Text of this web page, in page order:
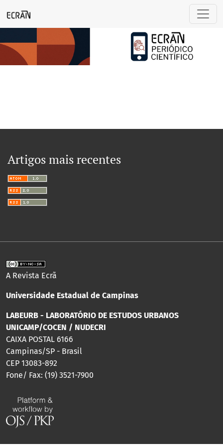
Revista Ecrã
Artigos mais recentes
A Revista Ecrã
Universidade Estadual de Campinas
LABEURB - LABORATÓRIO DE ESTUDOS URBANOS
UNICAMP/COCEN / NUDECRI
CAIXA POSTAL 6166
Campinas/SP - Brasil
CEP 13083-892
Fone/ Fax: (19) 3521-7900